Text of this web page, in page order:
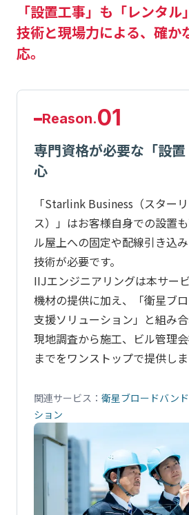
「設置工事」も「レンタル
技術と現場力による、確か
応。
Reason.01
専門資格が必要な「設
心
「Starlink Business（スター
ス）」はお客様自身での設置
ル屋上への固定や配線引き込
技術が必要です。
IIJエンジニアリングは本サー
機材の提供に加え、「衛星ブ
支援ソリューション」と組み合
現地調査から施工、ビル管理
までをワンストップで提供しま
関連サービス： 衛星ブロードバン
ション